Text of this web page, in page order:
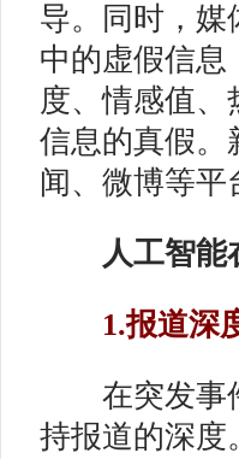
导。同时，媒
中的虚假信息
度、情感值
信息的真假。
闻、微博等平
人工智能在
1.报道深
在突发事件
持报道的深度